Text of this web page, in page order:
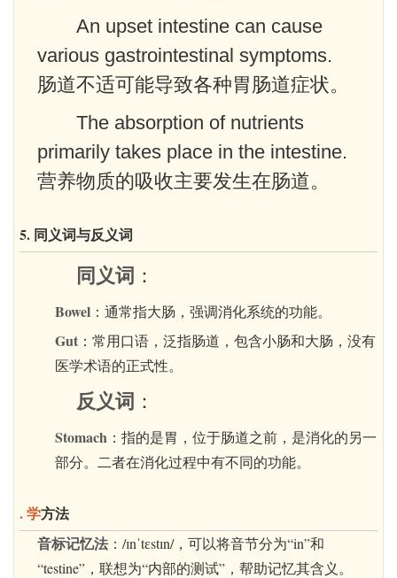
An upset intestine can cause
various gastrointestinal symptoms.
肠道不适可能导致各种胃肠道症状。
The absorption of nutrients
primarily takes place in the intestine.
营养物质的吸收主要发生在肠道。
5. 同义词与反义词
同义词 ：
Bowel ：通常指大肠，强调消化系统的功能。
Gut ：常用口语，泛指肠道，包含小肠和大肠，没有
医学术语的正式性。
反义词 ：
Stomach ：指的是胃，位于肠道之前，是消化的另一
部分。二者在消化过程中有不同的功能。
. 学方法
音标记忆法 ：/ɪnˈtɛstɪn/，可以将音节分为“in”和
“testine”，联想为“内部的测试”，帮助记忆其含义。